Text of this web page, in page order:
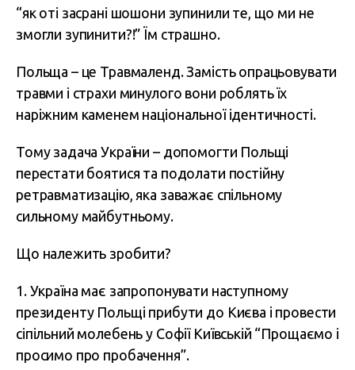
“як оті засрані шошони зупинили те, що ми не
змогли зупинити?!” Їм страшно.
Польща – це Травмаленд. Замість опрацьовувати
травми і страхи минулого вони роблять їх
наріжним каменем національної ідентичності.
Тому задача України – допомогти Польщі
перестати боятися та подолати постійну
ретравматизацію, яка заважає спільному
сильному майбутньому.
Що належить зробити?
1. Україна має запропонувати наступному
президенту Польщі прибути до Києва і провести
сіпільний молебень у Софії Київській “Прощаємо і
просимо про пробачення”.